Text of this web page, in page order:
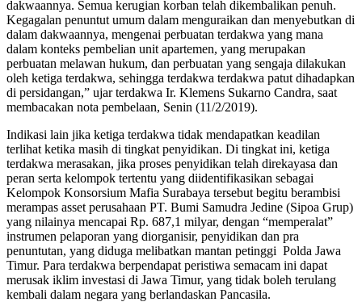
dakwaannya. Semua kerugian korban telah dikembalikan penuh.
Kegagalan penuntut umum dalam menguraikan dan menyebutkan di
dalam dakwaannya, mengenai perbuatan terdakwa yang mana
dalam konteks pembelian unit apartemen, yang merupakan
perbuatan melawan hukum, dan perbuatan yang sengaja dilakukan
oleh ketiga terdakwa, sehingga terdakwa terdakwa patut dihadapkan
di persidangan,” ujar terdakwa Ir. Klemens Sukarno Candra, saat
membacakan nota pembelaan, Senin (11/2/2019).
Indikasi lain jika ketiga terdakwa tidak mendapatkan keadilan
terlihat ketika masih di tingkat penyidikan. Di tingkat ini, ketiga
terdakwa merasakan, jika proses penyidikan telah direkayasa dan
peran serta kelompok tertentu yang diidentifikasikan sebagai
Kelompok Konsorsium Mafia Surabaya tersebut begitu berambisi
merampas asset perusahaan PT. Bumi Samudra Jedine (Sipoa Grup)
yang nilainya mencapai Rp. 687,1 milyar, dengan “memperalat”
instrumen pelaporan yang diorganisir, penyidikan dan pra
penuntutan, yang diduga melibatkan mantan petinggi Polda Jawa
Timur. Para terdakwa berpendapat peristiwa semacam ini dapat
merusak iklim investasi di Jawa Timur, yang tidak boleh terulang
kembali dalam negara yang berlandaskan Pancasila.